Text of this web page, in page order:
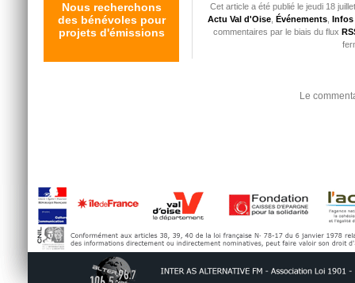
Nous recherchons
des bénévoles pour
projets d'émissions
Cet article a été publié le jeudi 18
Actu Val d'Oise Événements Infos
commentaires par le biais du flux
Le